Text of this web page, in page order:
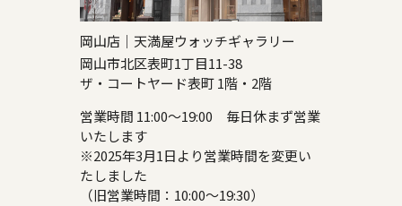
岡山店｜天満屋ウォッチギャラリー
岡山市北区表町1丁目11-38
ザ・コートヤード表町 1階・2階
営業時間 11:00～19:00 毎日休まず営業
いたします
※2025年3月1日より営業時間を変更い
たしました
（旧営業時間：10:00～19:30）